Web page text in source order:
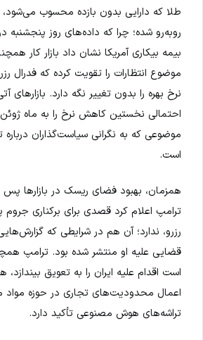
طلا که دارایی بدون بازده محسوب
روبه‌رو شده؛ چرا که داده‌های روز پنجشنبه
بیمه بیکاری آمریکا نشان داد بازار کار
موضوع انتظارات را تقویت کرده که فدرال
نرخ بهره را بدون تغییر نگه دارد. بازارهای
احتمالی نخستین کاهش نرخ را به ماه ژوئن
موضوعی که به نگرانی سیاست‌گذاران درباره
است.
همزمان، بهبود فضای ریسک در بازارها پس
ترامپ اعلام کرد قصدی برای برکناری جروم
رزرو، ندارد؛ آن هم در شرایطی که
قضایی علیه او منتشر شده بود. ترامپ
است اقدام علیه ایران را به تعویق
اعمال محدودیت‌های تجاری در حوزه مواد
تراشه‌های هوش مصنوعی تأکید دارد.